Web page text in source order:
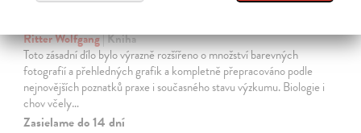
Ritter Wolfgang| Kniha
Toto zásadní dílo bylo výrazně rozšířeno o množství barevných
fotografií a přehledných grafik a kompletně přepracováno podle
nejnovějších poznatků praxe i současného stavu výzkumu. Biologie i
chov včely…
Zasielame do 14 dní